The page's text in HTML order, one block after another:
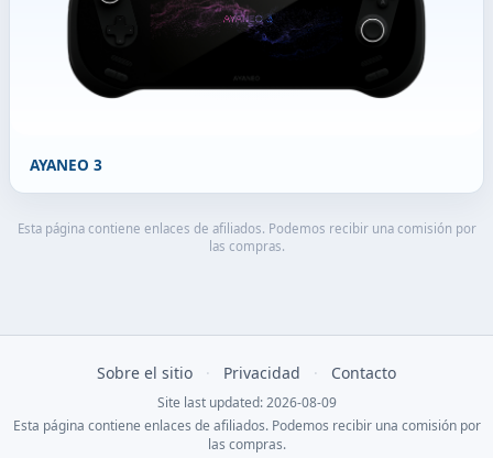
AYANEO 3
Esta página contiene enlaces de afiliados. Podemos recibir una comisión por
las compras.
Sobre el sitio · Privacidad · Contacto
Site last updated: 2026-08-09
Esta página contiene enlaces de afiliados. Podemos recibir una comisión por
las compras.